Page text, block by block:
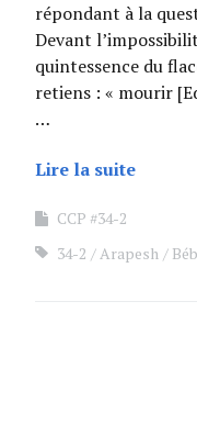
répondant à la
Devant
quintessence du
retiens : « mourir
…
Lire la suite
CCP #34-2
34-2
Arapesh